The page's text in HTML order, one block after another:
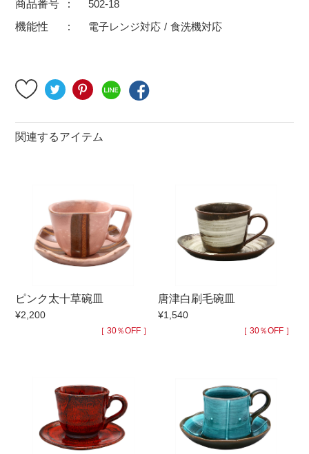
ブランド・窯名・作家名
特集
カラー
機能性
手ざわり
柄
商品番号
502-18
機能性
電子レンジ対応 食洗機対応
関連するアイテム
ピンク太十草碗皿
¥2,200
［ 30％OFF ］
唐津白刷毛碗皿
¥1,540
［ 30％OFF ］